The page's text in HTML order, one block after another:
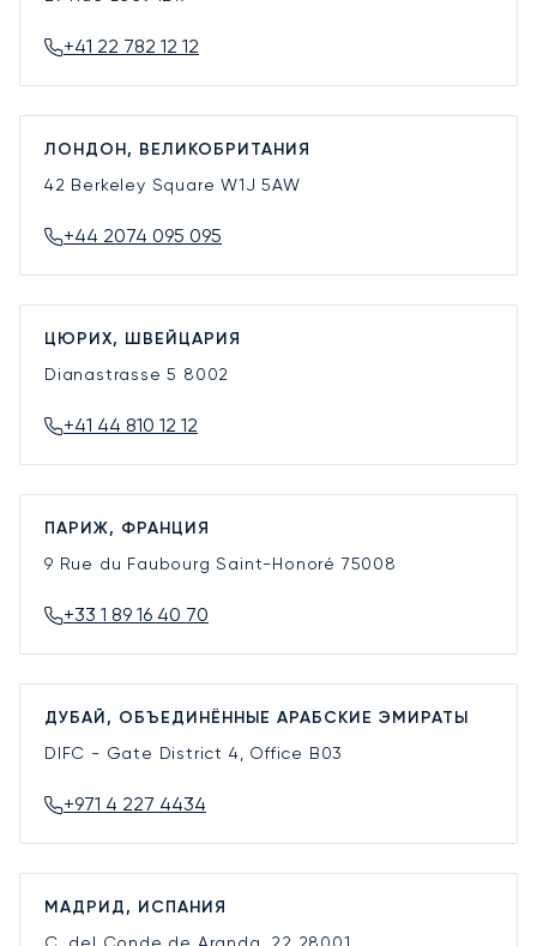
+41 22 782 12 12
ЛОНДОН, ВЕЛИКОБРИТАНИЯ
42 Berkeley SquareW1J 5AW
+44 2074 095 095
ЦЮРИХ, ШВЕЙЦАРИЯ
Dianastrasse 5 8002
+41 44 810 12 12
ПАРИЖ, ФРАНЦИЯ
9 Rue du Faubourg Saint-Honoré 75008
+33 1 89 16 40 70
ДУБАЙ, ОБЪЕДИНЁННЫЕ АРАБСКИЕ ЭМИРАТЫ
DIFC - Gate District 4, Office B03
+971 4 227 4434
МАДРИД, ИСПАНИЯ
C. del Conde de Aranda, 22 28001